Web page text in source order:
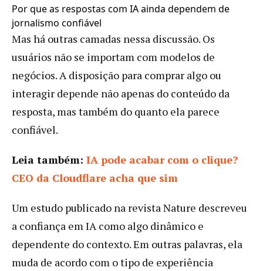
Por que as respostas com IA ainda dependem de
jornalismo confiável
Mas há outras camadas nessa discussão. Os
usuários não se importam com modelos de
negócios. A disposição para comprar algo ou
interagir depende não apenas do conteúdo da
resposta, mas também do quanto ela parece
confiável.
Leia também: IA pode acabar com o clique?
CEO da Cloudflare acha que sim
Um estudo publicado na revista Nature descreveu
a confiança em IA como algo dinâmico e
dependente do contexto. Em outras palavras, ela
muda de acordo com o tipo de experiência